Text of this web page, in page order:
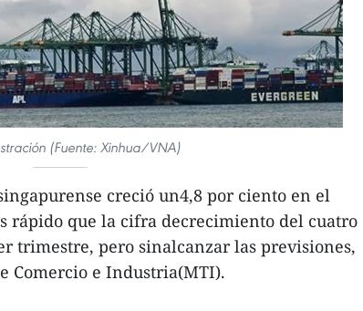
(Fuente: Xinhua/VNA)
creció un4,8 por ciento en el
rápido que la cifra decrecimiento del cuatro
trimestre, pero sinalcanzar las previsiones,
Comercio e Industria(MTI).